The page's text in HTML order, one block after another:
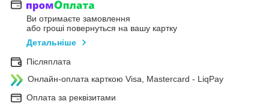
Ви отримаєте замовлення
або гроші повернуться на вашу картку
Детальніше
Післяплата
Онлайн-оплата карткою Visa, Mastercard - LiqPay
Оплата за реквізитами